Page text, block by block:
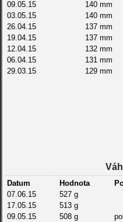
09.05.15
140 mm
03.05.15
140 mm
26.04.15
137 mm
19.04.15
137 mm
12.04.15
132 mm
06.04.15
131 mm
29.03.15
129 mm
99 mm
10.01.15
96 mm
03.01.15
Datum Hodnota
07.06.15
527 g
17.05.15
513 g
09.05.15
508 g